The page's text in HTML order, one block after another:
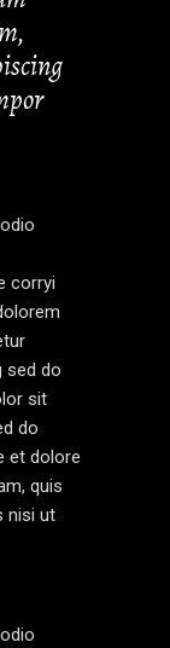
corryi
sed do
sit
do
et dolore
quis
nisi ut